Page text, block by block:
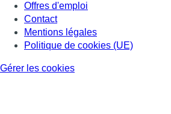
Offres d'emploi
Contact
Mentions légales
Politique de cookies (UE)
Gérer les cookies